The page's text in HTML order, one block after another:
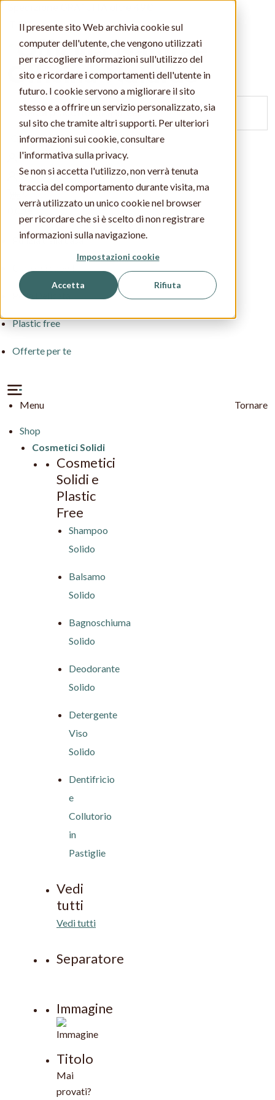
Il presente sito Web archivia cookie sul
computer dell'utente, che vengono utilizzati
per raccogliere informazioni sull'utilizzo del
sito e ricordare i comportamenti dell'utente in
futuro. I cookie servono a migliorare il sito
stesso e a offrire un servizio personalizzato, sia
sul sito che tramite altri supporti. Per ulteriori
informazioni sui cookie, consultare
l'informativa sulla privacy.
Se non si accetta l'utilizzo, non verrà tenuta
traccia del comportamento durante visita, ma
verrà utilizzato un unico cookie nel browser
per ricordare che si è scelto di non registrare
informazioni sulla navigazione.
Impostazioni cookie
Accetta Rifiuta
EN
Officina Naturae
Cerca
0
0,00 €
Pulizia della casa
Pelle Delicata
Plastic free
Offerte per te
Menu Tornare
Shop
Cosmetici Solidi
Cosmetici
Solidi e
Plastic
Free
Shampoo
Solido
Balsamo
Solido
Bagnoschiuma
Solido
Deodorante
Solido
Detergente
Viso
Solido
Dentifricio
e
Collutorio
in
Pastiglie
Vedi
tutti
Vedi tutti
Separatore
Immagine
Titolo
Mai
provati?